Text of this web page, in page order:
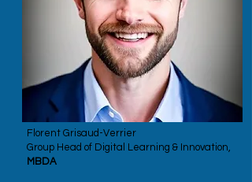
Florent Grisaud-Verrier
Group Head of Digital Learning & Innovation,
MBDA